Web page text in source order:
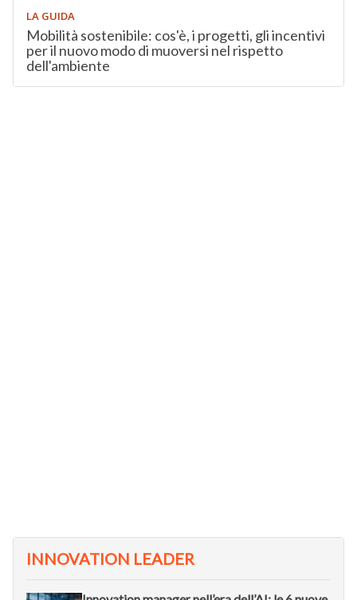
LA GUIDA
Mobilità sostenibile: cos'è, i progetti, gli incentivi
per il nuovo modo di muoversi nel rispetto
dell'ambiente
INNOVATION LEADER